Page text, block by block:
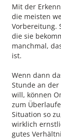
Mit der
die meisten
Vorbereitung.
die sie
manchmal,
ist.
Wenn dann
Stunde an
will, können
zum
Situation so
wirklich
gutes